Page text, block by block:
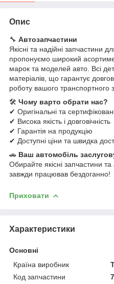
Опис
🔧 Автозапчастини
Якісні та надійні запчастини
пропонуємо широкий
марок та моделей авто. Всі
матеріалів, що гарантує
роботу вашого транспортного
🛠 Чому варто обрати нас?
✔ Оригінальні та
✔ Висока якість і довговічність
✔ Гарантія на продукцію
✔ Доступні ціни та швидка
🚗 Ваш автомобіль
Обирайте якісні запчастини
завжди працював бездоганно!
Приховати
Характеристики
Основні
Країна виробник
Код запчастини